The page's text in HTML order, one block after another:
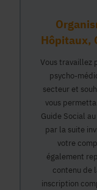
Hôpitaux,
Vous travaillez
psycho-
secteur et
vous
Guide Social
par la suite
votre
également
contenu de
inscription